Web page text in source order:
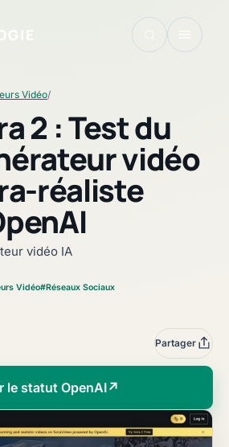
Vidéo/
2 : Test du
vidéo
réaliste
vidéo IA
Vidéo#Réseaux Sociaux
le statut OpenAI↗